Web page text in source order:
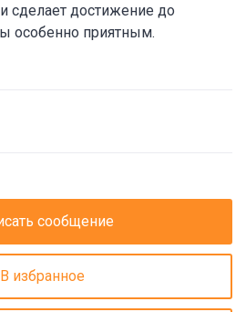
сделает достижение до
особенно приятным.
сообщение
В избранное